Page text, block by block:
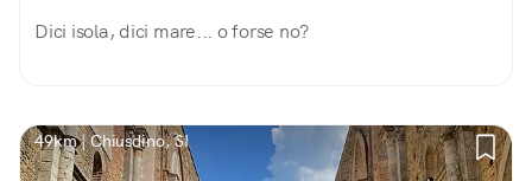
Dici isola, dici mare... o forse no?
49km | Chiusdino, SI